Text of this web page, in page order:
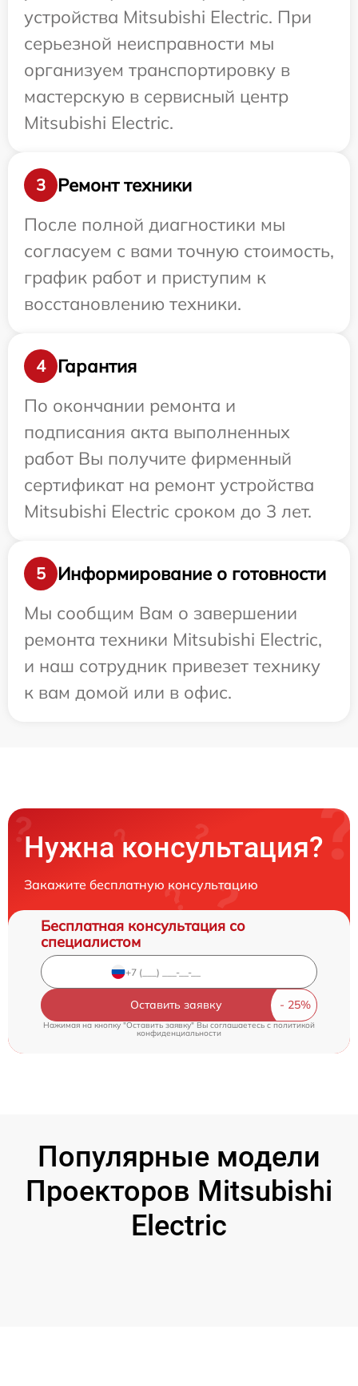
устройства Mitsubishi Electric. При
серьезной неисправности мы
организуем транспортировку в
мастерскую в сервисный центр
Mitsubishi Electric.
3
Ремонт техники
После полной диагностики мы
согласуем с вами точную стоимость,
график работ и приступим к
восстановлению техники.
4
Гарантия
По окончании ремонта и
подписания акта выполненных
работ Вы получите фирменный
сертификат на ремонт устройства
Mitsubishi Electric сроком до 3 лет.
5
Информирование о готовности
Мы сообщим Вам о завершении
ремонта техники Mitsubishi Electric,
и наш сотрудник привезет технику
к вам домой или в офис.
Нужна консультация?
Закажите бесплатную консультацию
Бесплатная консультация со
специалистом
Оставить заявку
Нажимая на кнопку "Оставить заявку" Вы соглашаетесь c политикой
конфиденциальности
Популярные модели
Проекторов Mitsubishi
Electric